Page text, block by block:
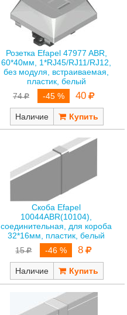
Розетка Efapel 47977 ABR,
60*40мм, 1*RJ45/RJ11/RJ12,
без модуля, встраиваемая,
пластик, белый
74
-45 % 40
Наличие
Скоба Efapel
10044ABR(10104),
соединительная, для короба
32*16мм, пластик, белый
15
-46 % 8
Наличие